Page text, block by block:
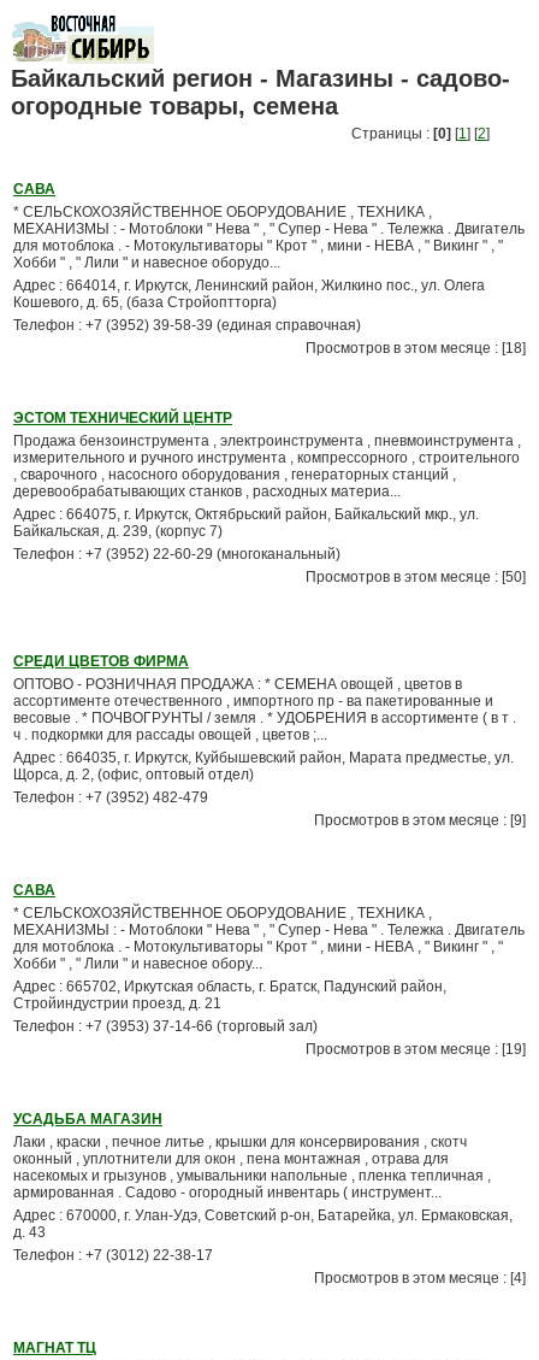
Байкальский регион - Магазины - садово-
огородные товары, семена
Страницы : [0] [1] [2]
САВА
* СЕЛЬСКОХОЗЯЙСТВЕННОЕ ОБОРУДОВАНИЕ , ТЕХНИКА ,
МЕХАНИЗМЫ : - Мотоблоки " Нева " , " Супер - Нева " . Тележка . Двигатель
для мотоблока . - Мотокультиваторы " Крот " , мини - НЕВА , " Викинг " , "
Хобби " , " Лили " и навесное оборудо...
Адрес : 664014, г. Иркутск, Ленинский район, Жилкино пос., ул. Олега
Кошевого, д. 65, (база Стройоптторга)
Телефон : +7 (3952) 39-58-39 (единая справочная)
Просмотров в этом месяце : [18]
ЭСТОМ ТЕХНИЧЕСКИЙ ЦЕНТР
Продажа бензоинструмента , электроинструмента , пневмоинструмента ,
измерительного и ручного инструмента , компрессорного , строительного
, сварочного , насосного оборудования , генераторных станций ,
деревообрабатывающих станков , расходных материа...
Адрес : 664075, г. Иркутск, Октябрьский район, Байкальский мкр., ул.
Байкальская, д. 239, (корпус 7)
Телефон : +7 (3952) 22-60-29 (многоканальный)
Просмотров в этом месяце : [50]
СРЕДИ ЦВЕТОВ ФИРМА
ОПТОВО - РОЗНИЧНАЯ ПРОДАЖА : * СЕМЕНА овощей , цветов в
ассортименте отечественного , импортного пр - ва пакетированные и
весовые . * ПОЧВОГРУНТЫ / земля . * УДОБРЕНИЯ в ассортименте ( в т .
ч . подкормки для рассады овощей , цветов ;...
Адрес : 664035, г. Иркутск, Куйбышевский район, Марата предместье, ул.
Щорса, д. 2, (офис, оптовый отдел)
Телефон : +7 (3952) 482-479
Просмотров в этом месяце : [9]
САВА
* СЕЛЬСКОХОЗЯЙСТВЕННОЕ ОБОРУДОВАНИЕ , ТЕХНИКА ,
МЕХАНИЗМЫ : - Мотоблоки " Нева " , " Супер - Нева " . Тележка . Двигатель
для мотоблока . - Мотокультиваторы " Крот " , мини - НЕВА , " Викинг " , "
Хобби " , " Лили " и навесное обору...
Адрес : 665702, Иркутская область, г. Братск, Падунский район,
Стройиндустрии проезд, д. 21
Телефон : +7 (3953) 37-14-66 (торговый зал)
Просмотров в этом месяце : [19]
УСАДЬБА МАГАЗИН
Лаки , краски , печное литье , крышки для консервирования , скотч
оконный , уплотнители для окон , пена монтажная , отрава для
насекомых и грызунов , умывальники напольные , пленка тепличная ,
армированная . Садово - огородный инвентарь ( инструмент...
Адрес : 670000, г. Улан-Удэ, Советский р-он, Батарейка, ул. Ермаковская,
д. 43
Телефон : +7 (3012) 22-38-17
Просмотров в этом месяце : [4]
МАГНАТ ТЦ